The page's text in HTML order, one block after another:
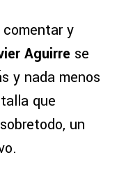
y
Aguirre se
y nada menos
que
un